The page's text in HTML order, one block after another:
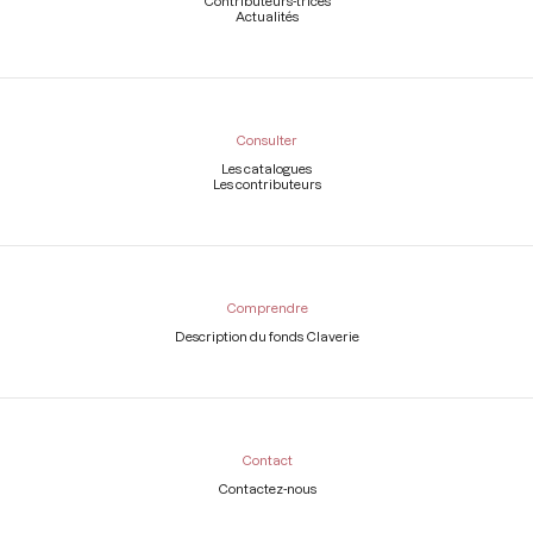
Actualités
Consulter
Les catalogues
Les contributeurs
Comprendre
Description du fonds Claverie
Contact
Contactez-nous